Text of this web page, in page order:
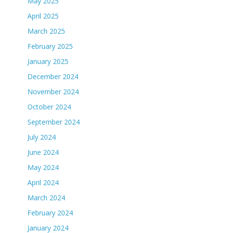
April 2025
March 2025
February 2025
January 2025
December 2024
November 2024
October 2024
September 2024
July 2024
June 2024
May 2024
April 2024
March 2024
February 2024
January 2024